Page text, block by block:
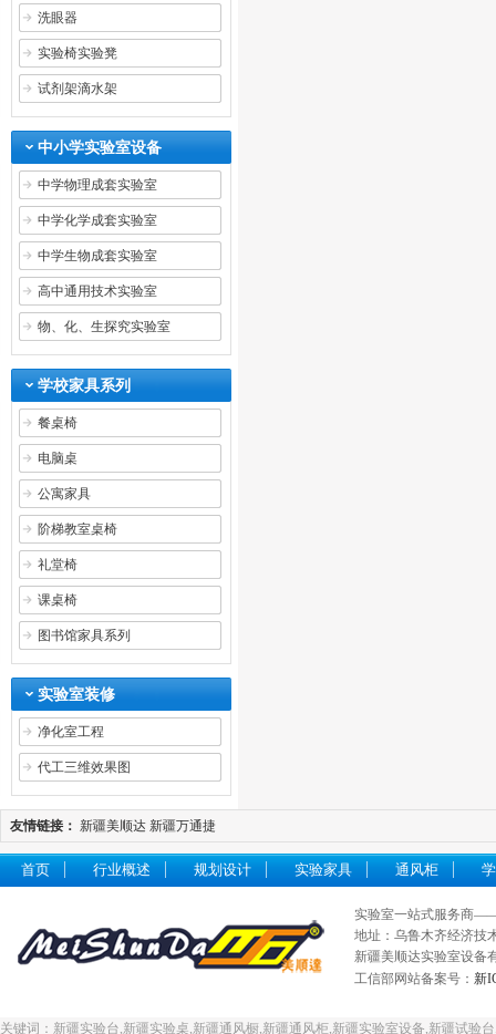
洗眼器
实验椅实验凳
试剂架滴水架
中小学实验室设备
中学物理成套实验室
中学化学成套实验室
中学生物成套实验室
高中通用技术实验室
物、化、生探究实验室
学校家具系列
餐桌椅
电脑桌
公寓家具
阶梯教室桌椅
礼堂椅
课桌椅
图书馆家具系列
实验室装修
净化室工程
代工三维效果图
友情链接： 新疆美顺达 新疆万通捷
首页 行业概述 规划设计 实验家具 通风柜
实验室一站式服务商
地址：乌鲁木齐经济技
新疆美顺达实验室设备
工信部网站备案号： 新
关键词：新疆实验台,新疆实验桌,新疆通风橱,新疆通风柜,新疆实验室设备,新疆试验